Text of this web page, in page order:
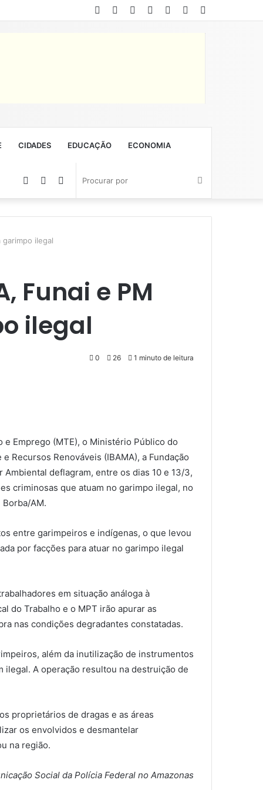
Artigo
aleatório
Entrar
Instagram
YouTube
Twitter
Facebook
CIDADES EDUCAÇÃO ECONOMIA
Procurar
por
Switch
skin
Barra
Lateral
Artigo
aleatório
garimpo ilegal
Funai e PM
ilegal
0 26 1 minuto de leitura
Emprego (MTE), o Ministério Público do
Recursos Renováveis (IBAMA), a Fundação
deflagram, entre os dias 10 e 13/3,
criminosas que atuam no garimpo ilegal, no
AM.
entre garimpeiros e indígenas, o que levou
por facções para atuar no garimpo ilegal
em situação análoga à
do Trabalho e o MPT irão apurar as
nas condições degradantes constatadas.
além da inutilização de instrumentos
ilegal. A operação resultou na destruição de
proprietários de dragas e as áreas
os envolvidos e desmantelar
na região.
Social da Polícia Federal no Amazonas